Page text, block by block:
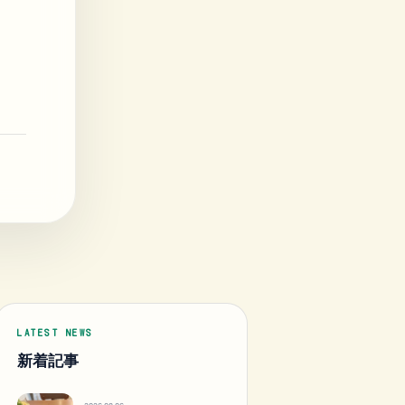
LATEST NEWS
新着記事